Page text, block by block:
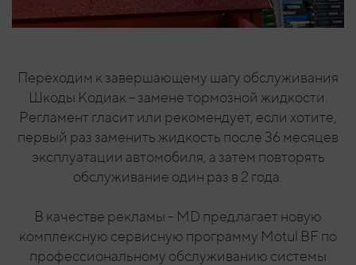
Переходим к завершающему шагу обслуживания
Шкоды Кодиак – замене тормозной жидкости.
Регламент гласит или рекомендует, если хотите,
первый раз заменить жидкость после 36 месяцев
эксплуатации автомобиля, а затем повторять
обслуживание один раз в 2 года.
В качестве рекламы - MD предлагает новую
комплексную сервисную программу Motul BF по
профессиональному обслуживанию системы